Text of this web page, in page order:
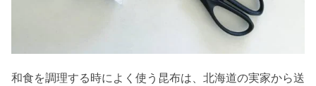
和食を調理する時によく使う昆布は、北海道の実家から送